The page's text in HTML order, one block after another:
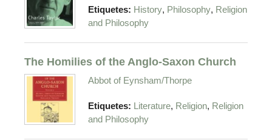
Etiquetes: History, Philosophy, Religion
and Philosophy
The Homilies of the Anglo-Saxon Church
Abbot of Eynsham/Thorpe
Etiquetes: Literature, Religion, Religion
and Philosophy